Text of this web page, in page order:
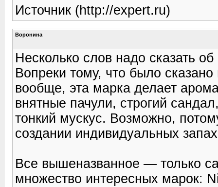
Источник (http://expert.ru)
Воронина
Несколько слов надо сказать
Вопреки тому, что было
вообще, эта марка делает
внятные пачули, строгий
тонкий мускус. Возможно,
создании индивидуальных
Все вышеназванное — только
множество интересных марок: